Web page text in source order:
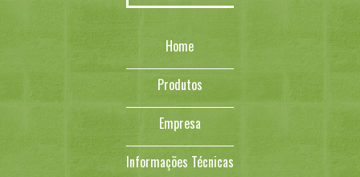
Home
Produtos
Empresa
Informações Técnicas